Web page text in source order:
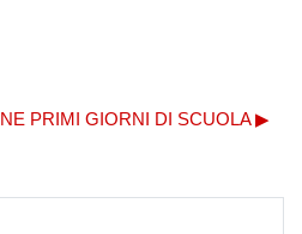
PRIMI GIORNI DI SCUOLA ▶︎